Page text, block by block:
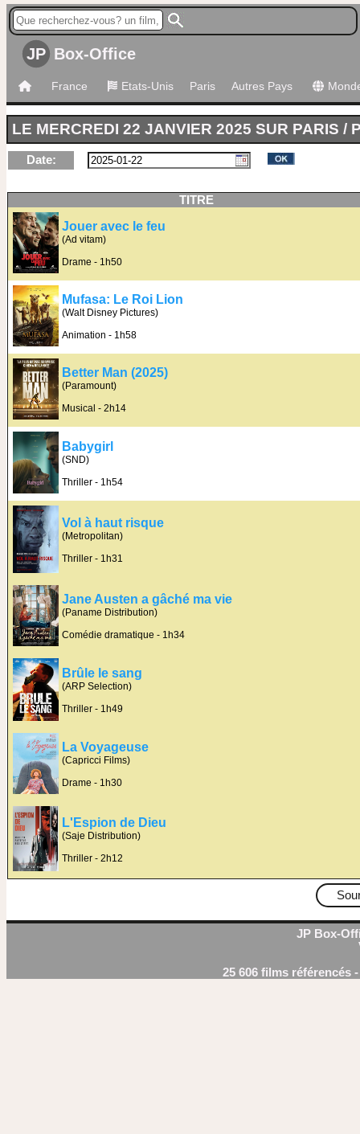
JP Box-Office
France Etats-Unis Paris Autres Pays
LE MERCREDI 22 JANVIER 2025 SUR PARIS /
Date:
TITRE
Jouer avec le feu
(Ad vitam)
Drame - 1h50
Mufasa: Le Roi Lion
(Walt Disney Pictures)
Animation - 1h58
Better Man (2025)
(Paramount)
Musical - 2h14
Babygirl
(SND)
Thriller - 1h54
Vol à haut risque
(Metropolitan)
Thriller - 1h31
Jane Austen a gâché ma vie
(Paname Distribution)
Comédie dramatique - 1h34
Brûle le sang
(ARP Selection)
Thriller - 1h49
La Voyageuse
(Capricci Films)
Drame - 1h30
L'Espion de Dieu
(Saje Distribution)
Thriller - 2h12
JP Box-
25 606 films référencés